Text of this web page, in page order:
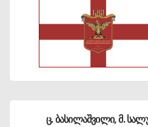
ც. ბასილაშვილი, მ.